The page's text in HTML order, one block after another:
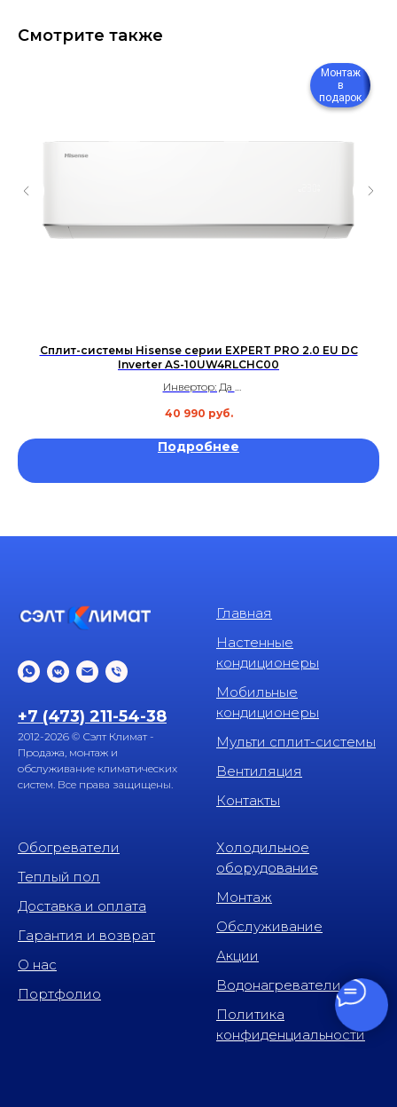
Смотрите также
Монтаж
в
подарок
Сплит-системы Hisense серии EXPERT PRO 2.0 EU DC
Inverter AS-10UW4RLCHC00
Инвертор: Да
Уровень шума: 20.5 дБ
40 990 руб.
Подробнее
+7 (473) 211-54-38
2012-2026 © Сэлт Климат -
Продажа, монтаж и
обслуживание климатических
систем. Все права защищены.
Главная
Настенные
кондиционеры
Мобильные
кондиционеры
Мульти сплит-системы
Вентиляция
Контакты
Обогреватели
Теплый пол
Доставка и оплата
Гарантия и возврат
О нас
Портфолио
Холодильное
оборудование
Монтаж
Обслуживание
Акции
Водонагреватели
Политика
конфиденциальности